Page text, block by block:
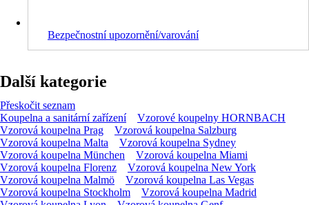
Bezpečnostní upozornění/varování
Další kategorie
Přeskočit seznam
Koupelna a sanitární zařízení
Vzorové koupelny HORNBACH
Vzorová koupelna Prag
Vzorová koupelna Salzburg
Vzorová koupelna Malta
Vzorová koupelna Sydney
Vzorová koupelna München
Vzorová koupelna Miami
Vzorová koupelna Florenz
Vzorová koupelna New York
Vzorová koupelna Malmö
Vzorová koupelna Las Vegas
Vzorová koupelna Stockholm
Vzorová koupelna Madrid